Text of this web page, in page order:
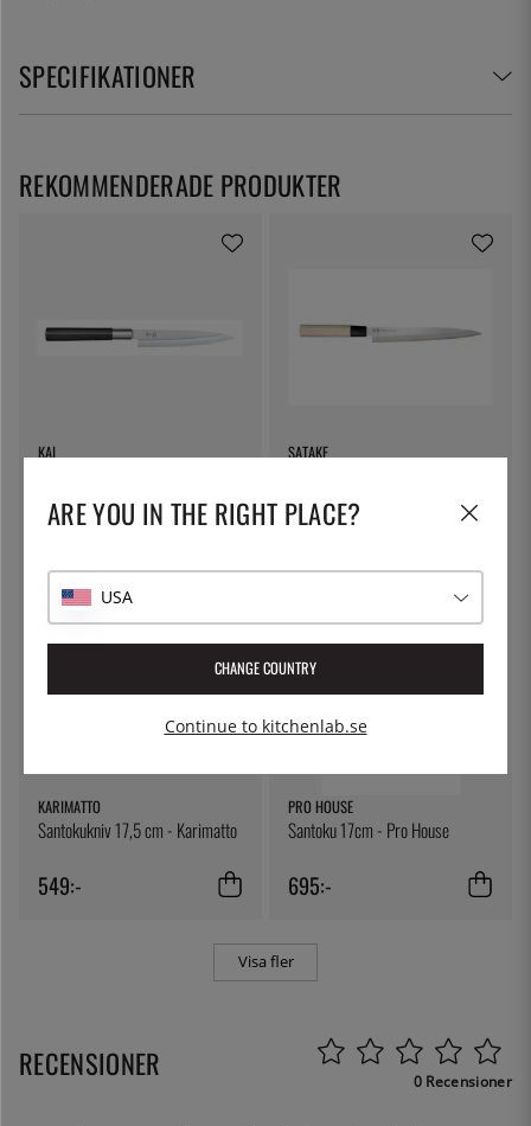
SPECIFIKATIONER
KAI
KAI
849:-
SATAKE
Satake
649:-
KARIMATTO
Santokukniv 17,5 cm - Karimatto
549:-
PRO HOUSE
Santoku 17cm - Pro House
695:-
Visa fler
REKOMMENDERADE PRODUKTER
RECENSIONER 0 Recensioner
ARE YOU IN THE RIGHT PLACE?
USA
CHANGE COUNTRY
Continue to kitchenlab.se